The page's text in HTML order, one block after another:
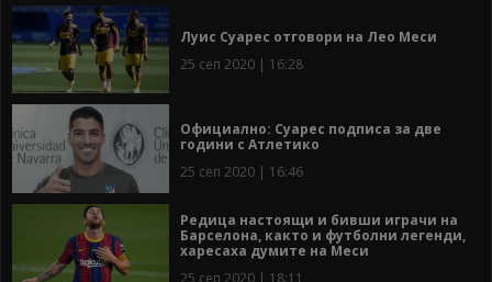
Луис Суарес отговори на Лео Меси
25 сеп 2020 | 16:28
Официално: Суарес подписа за две
години с Атлетико
25 сеп 2020 | 16:46
Редица настоящи и бивши играчи на
Барселона, както и футболни легенди,
харесаха думите на Меси